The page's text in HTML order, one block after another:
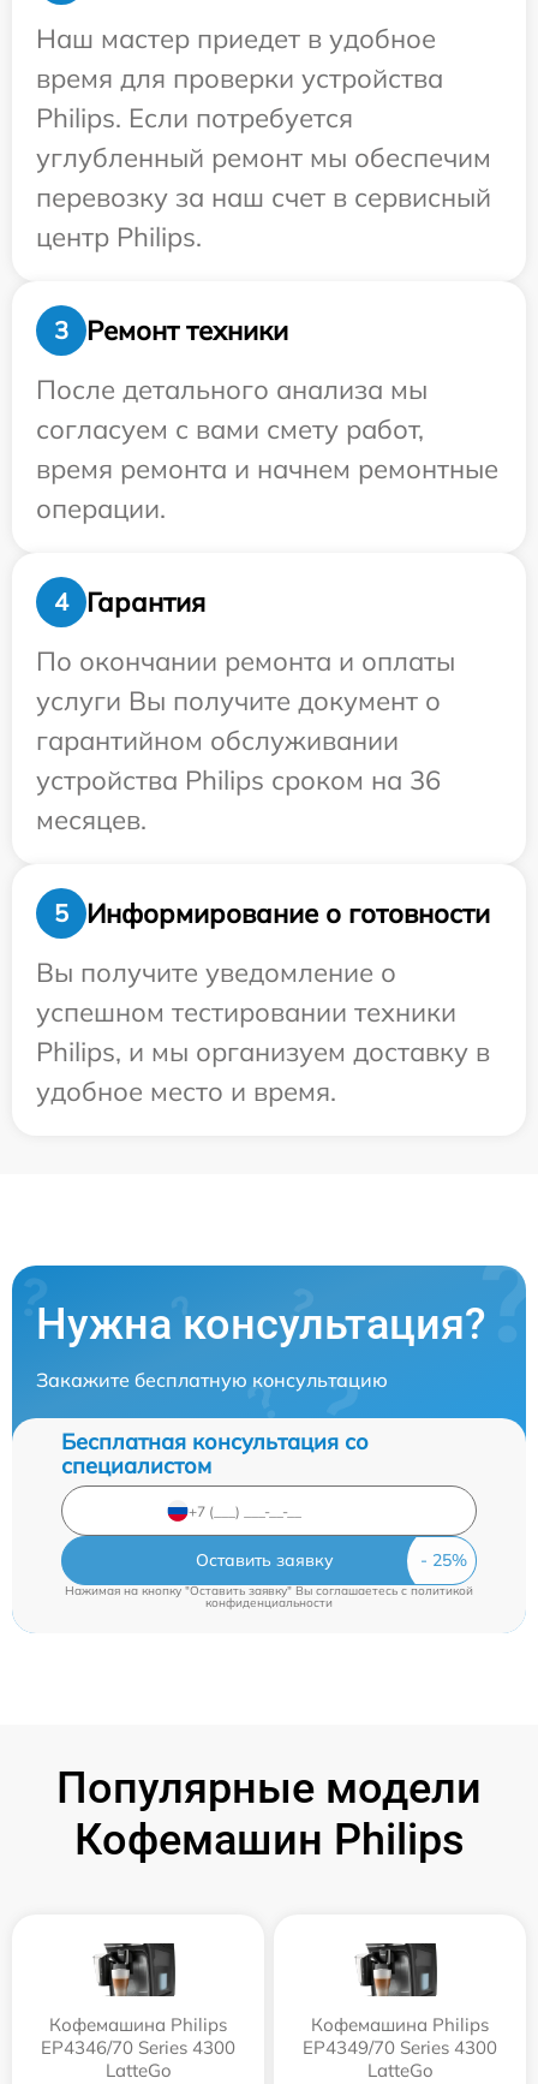
Наш мастер приедет в удобное
время для проверки устройства
Philips. Если потребуется
углубленный ремонт мы обеспечим
перевозку за наш счет в сервисный
центр Philips.
3
Ремонт техники
После детального анализа мы
согласуем с вами смету работ,
время ремонта и начнем ремонтные
операции.
4
Гарантия
По окончании ремонта и оплаты
услуги Вы получите документ о
гарантийном обслуживании
устройства Philips сроком на 36
месяцев.
5
Информирование о готовности
Вы получите уведомление о
успешном тестировании техники
Philips, и мы организуем доставку в
удобное место и время.
Нужна консультация?
Закажите бесплатную консультацию
Бесплатная консультация со
специалистом
Оставить заявку
Нажимая на кнопку "Оставить заявку" Вы соглашаетесь c политикой
конфиденциальности
Популярные модели
Кофемашин Philips
Кофемашина Philips
EP4346/70 Series 4300
LatteGo
Кофемашина Philips
EP4349/70 Series 4300
LatteGo